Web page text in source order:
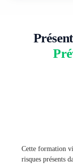
Cette formation
risques présents